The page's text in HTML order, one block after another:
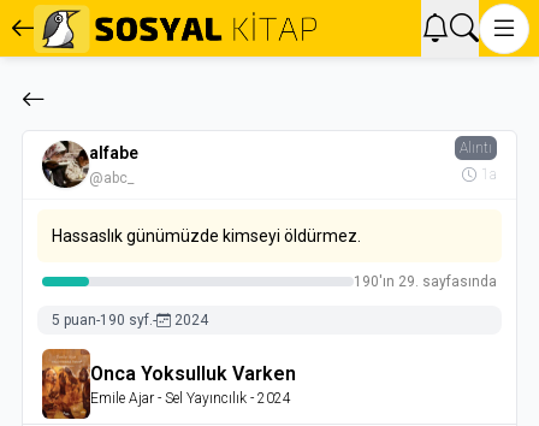
alfabe
@abc_
Alıntı
1a
Hassaslık günümüzde kimseyi öldürmez.
190'ın 29. sayfasında
5 puan-190 syf.- 2024
Onca Yoksulluk Varken
Emile Ajar- Sel Yayıncılık- 2024